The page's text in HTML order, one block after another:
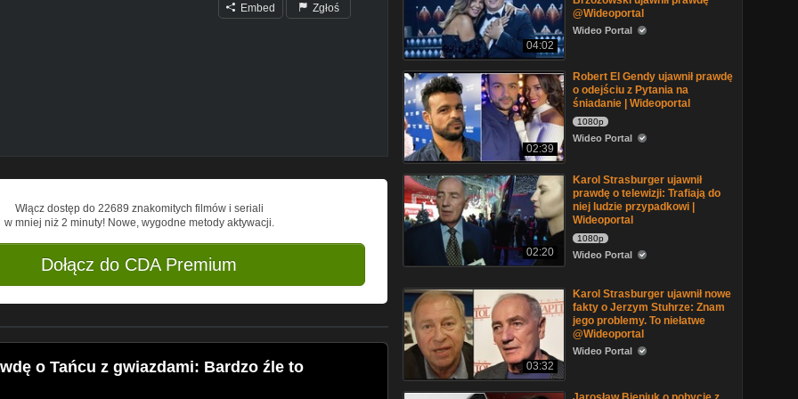
życiu, w którym stracił pracę, został
dobrze wspomina.
i żarłam na korkach
Embed Zgłoś
Włącz dostęp do 22689 znakomitych filmów i seriali
w mniej niż 2 minuty! Nowe, wygodne metody aktywacji.
Dołącz do CDA Premium
o Tańcu z gwiazdami: Bardzo źle to
04:02
@Wideoportal
Wideo Portal
02:39
Robert El Gendy ujawnił prawdę
o odejściu z Pytania na
śniadanie | Wideoportal
1080p
Wideo Portal
02:20
Karol Strasburger ujawnił
prawdę o telewizji: Trafiają do
niej ludzie przypadkowi |
Wideoportal
1080p
Wideo Portal
03:32
Karol Strasburger ujawnił nowe
fakty o Jerzym Stuhrze: Znam
jego problemy. To niełatwe
@Wideoportal
Wideo Portal